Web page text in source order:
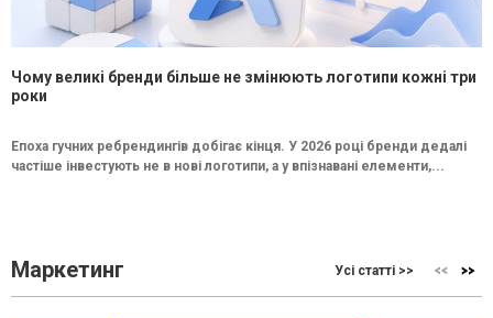
Чому великі бренди більше не змінюють логотипи кожні три
роки
Епоха гучних ребрендингів добігає кінця. У 2026 році бренди дедалі
частіше інвестують не в нові логотипи, а у впізнавані елементи,...
Маркетинг Усі статті >>